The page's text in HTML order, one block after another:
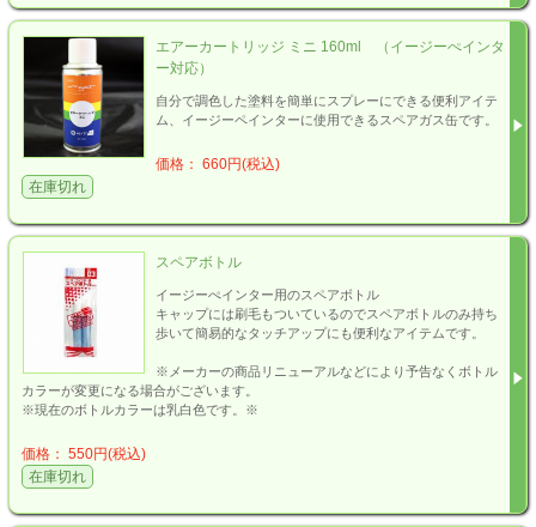
エアーカートリッジ ミニ 160ml （イージーぺインタ
ー対応）
自分で調色した塗料を簡単にスプレーにできる便利アイテ
ム、イージーペインターに使用できるスペアガス缶です。
価格： 660円(税込)
在庫切れ
スペアボトル
イージーぺインター用のスペアボトル
キャップには刷毛もついているのでスペアボトルのみ持ち
歩いて簡易的なタッチアップにも便利なアイテムです。
※メーカーの商品リニューアルなどにより予告なくボトル
カラーが変更になる場合がございます。
※現在のボトルカラーは乳白色です。※
価格： 550円(税込)
在庫切れ